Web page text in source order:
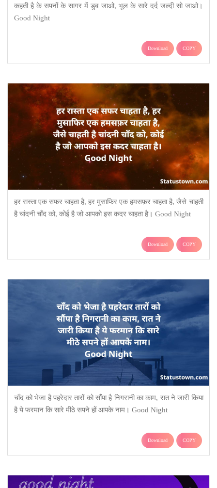
कहती है के सपनों के सागर में डुब जाओ, भूल के सारे दर्द जल्दी सो जाओ।
Good Night
Download COPY
हर रास्ता एक सफर चाहता है, हर मुसाफिर एक हमसफ़र चाहता है, जैसे चाहती
है चांदनी चाँद को, कोई है जो आपको इस कदर चाहता है। Good Night
Download COPY
चाँद को भेजा है पहरेदार तारों को सौंपा है निगरानी का काम, रात ने जारी किया
है ये फरमान कि सारे मीठे सपने हों आपके नाम। Good Night
Download COPY